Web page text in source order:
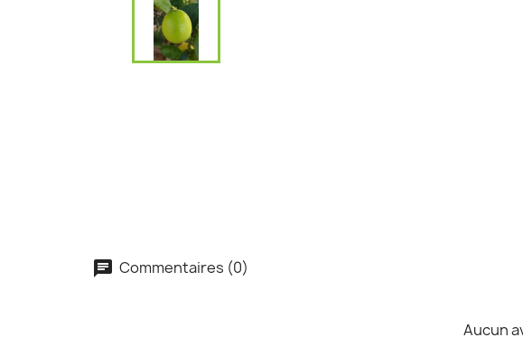
Commentaires (0)
Aucun